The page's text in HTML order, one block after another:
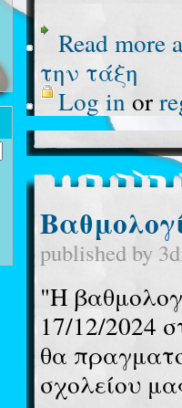
Read more
την τάξη
Log in or
published by
"Η
17/12/2024
θα
σχολείου